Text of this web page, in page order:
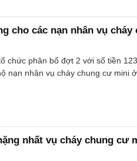
cho các nạn nhân vụ cháy
chức phân bổ đợt 2 với số tiền
nạn nhân vụ cháy chung cư mini
nhất vụ cháy chung cư